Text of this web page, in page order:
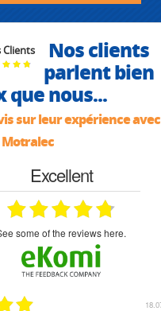
Clients
Nos clients
parlent bien
que nous...
sur leur expérience avec
Motralec
Excellent
see some of the reviews here.